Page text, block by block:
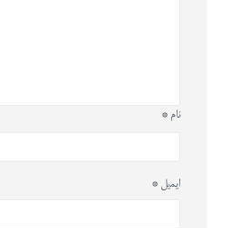
نام *
ایمیل *